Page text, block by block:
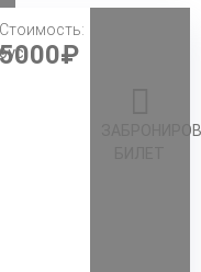
Стоимость:
5000₽